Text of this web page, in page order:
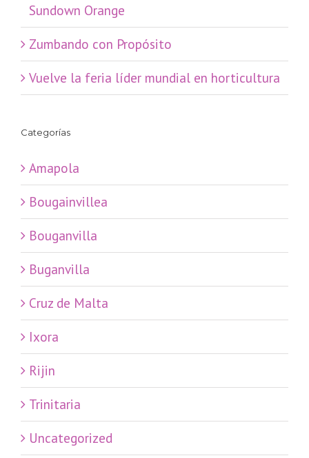
Sundown Orange
Zumbando con Propósito
Vuelve la feria líder mundial en horticultura
Categorías
Amapola
Bougainvillea
Bouganvilla
Buganvilla
Cruz de Malta
Ixora
Rijin
Trinitaria
Uncategorized